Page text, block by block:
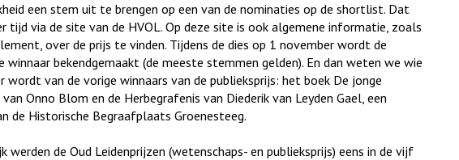
een stem uit te brengen op een van de nominaties op de shortlist. Dat
tijd via de site van de HVOL. Op deze site is ook algemene informatie, zoals
over de prijs te vinden. Tijdens de dies op 1 november wordt de
winnaar bekendgemaakt (de meeste stemmen gelden). En dan weten we wie
wordt van de vorige winnaars van de publieksprijs: het boek De jonge
Onno Blom en de Herbegrafenis van Diederik van Leyden Gael, een
de Historische Begraafplaats Groenesteeg.
werden de Oud Leidenprijzen (wetenschaps- en publieksprijs) eens in de vijf